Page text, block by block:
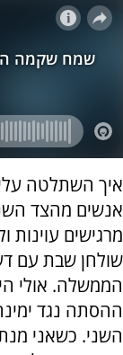
איך השתלטה
אנשים מהצד
מרגישים עוינות
שולחן שבת עם
הממשלה. אולי
ההסתה נגד
השני. כשאני